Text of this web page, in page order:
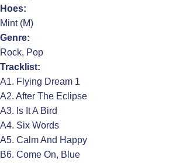
Hoes:
Mint (M)
Genre:
Rock, Pop
Tracklist:
A1. Flying Dream 1
A2. After The Eclipse
A3. Is It A Bird
A4. Six Words
A5. Calm And Happy
B6. Come On, Blue